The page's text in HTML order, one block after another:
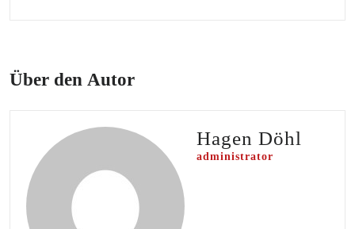
Über den Autor
Hagen Döhl
administrator